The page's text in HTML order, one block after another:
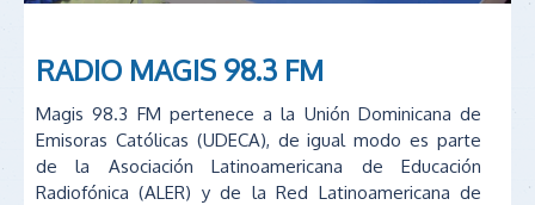
RADIO MAGIS 98.3 FM
Magis 98.3 FM pertenece a la Unión Dominicana de
Emisoras Católicas (UDECA), de igual modo es parte
de la Asociación Latinoamericana de Educación
Radiofónica (ALER) y de la Red Latinoamericana de